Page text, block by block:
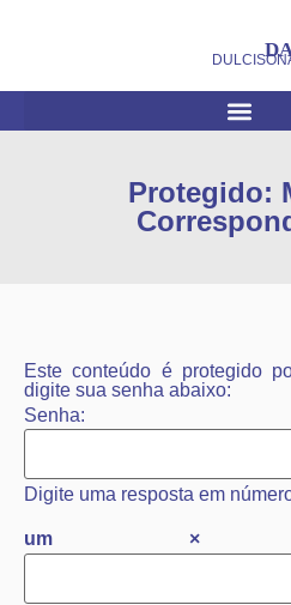
Protegido:
Este conteúdo é protegido
digite sua senha abaixo:
Senha:
Digite uma resposta em
um ×